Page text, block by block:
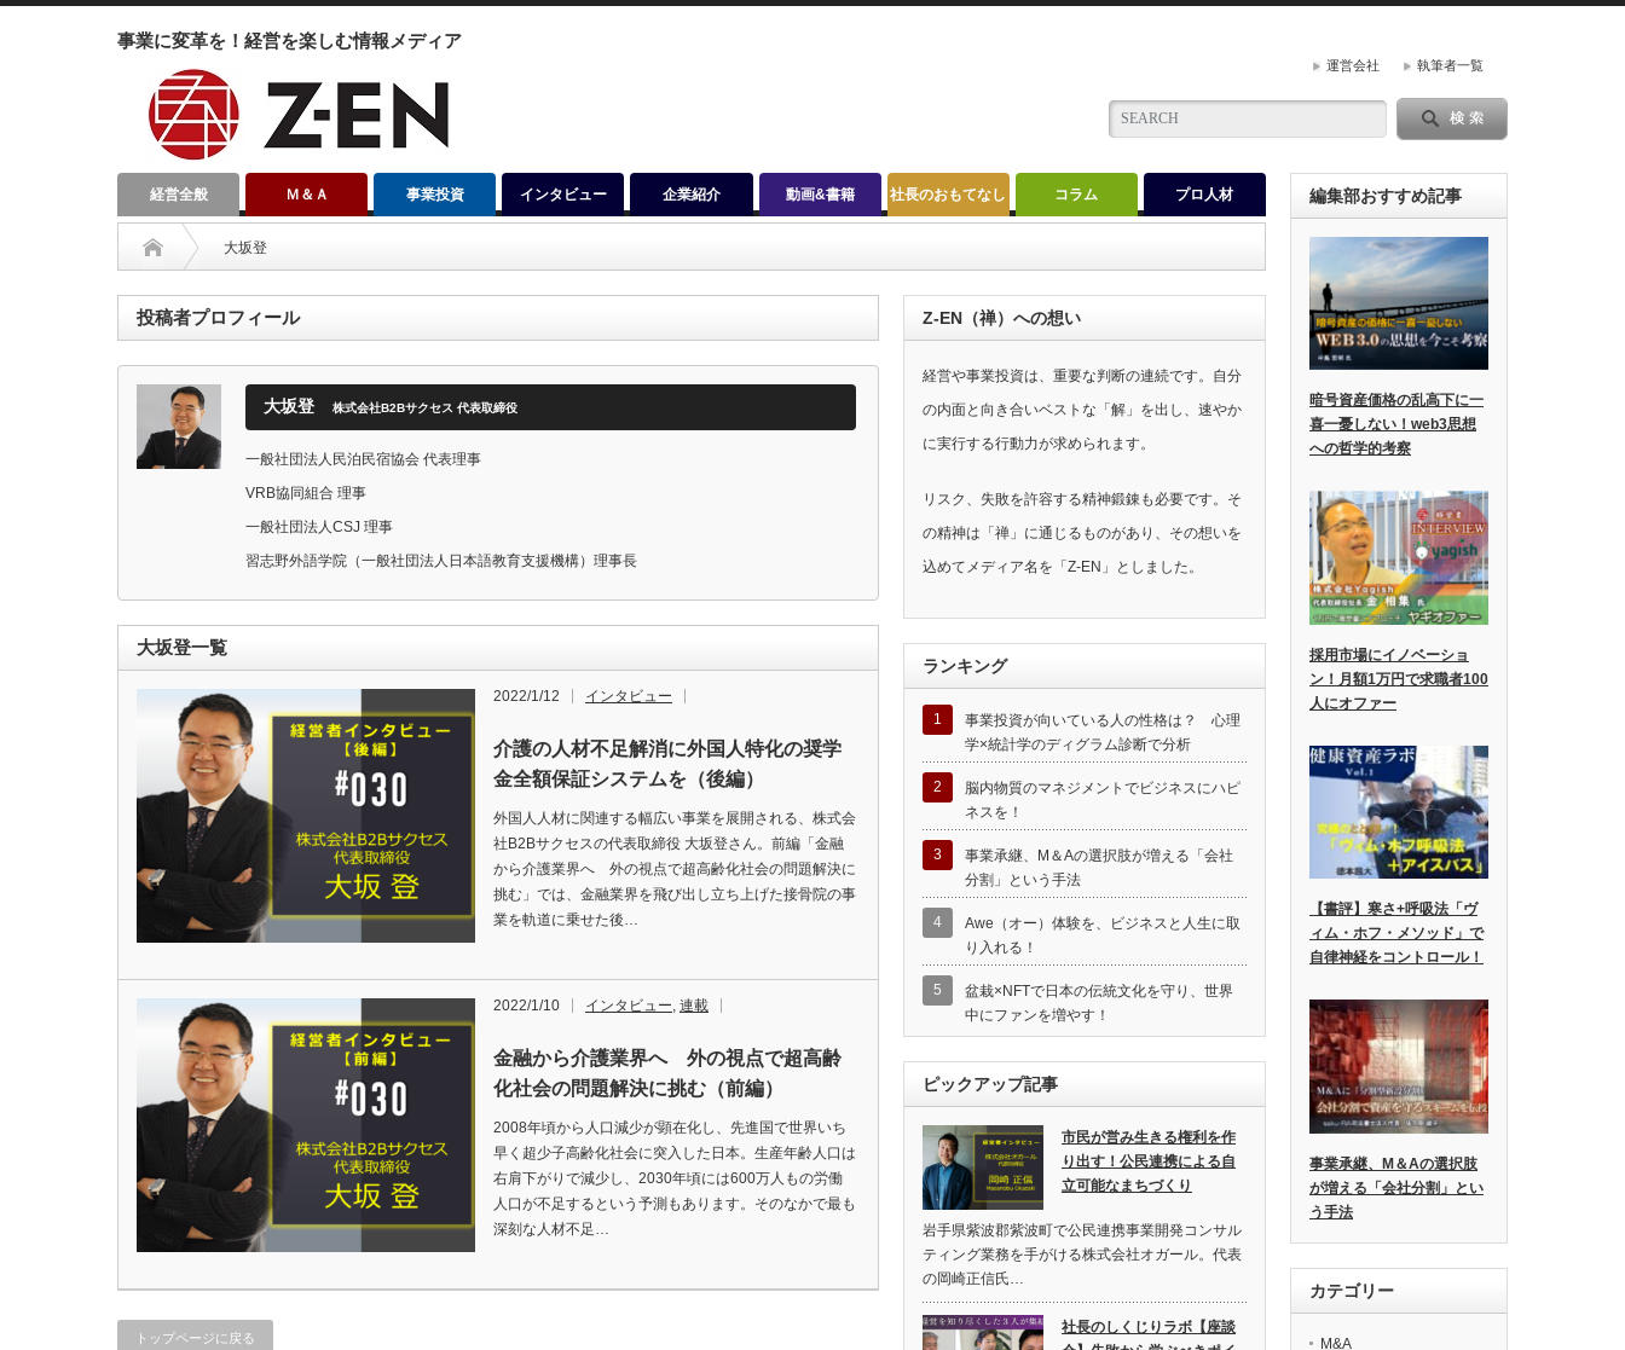
事業に変革を！経営を楽しむ情報メディア
運営会社 執筆者一覧
経営全般 Ｍ＆Ａ 事業投資 インタビュー 企業紹介 動画&書籍 社長のおもてなし コラム プロ人材
大坂登
投稿者プロフィール
大坂登 株式会社B2Bサクセス 代表取締役
一般社団法人民泊民宿協会 代表理事
VRB協同組合 理事
一般社団法人CSJ 理事
習志野外語学院（一般社団法人日本語教育支援機構）理事長
大坂登一覧
2022/1/12 インタビュー
介護の人材不足解消に外国人特化の奨学
金全額保証システムを（後編）
外国人人材に関連する幅広い事業を展開される、株式会
社B2Bサクセスの代表取締役 大坂登さん。前編「金融
から介護業界へ 外の視点で超高齢化社会の問題解決に
挑む」では、金融業界を飛び出し立ち上げた接骨院の事
業を軌道に乗せた後…
2022/1/10 インタビュー, 連載
金融から介護業界へ 外の視点で超高齢
化社会の問題解決に挑む（前編）
2008年頃から人口減少が顕在化し、先進国で世界いち
早く超少子高齢化社会に突入した日本。生産年齢人口は
右肩下がりで減少し、2030年頃には600万人もの労働
人口が不足するという予測もあります。そのなかで最も
深刻な人材不足…
トップページに戻る
Z-EN（禅）への想い
経営や事業投資は、重要な判断の連続です。自分
の内面と向き合いベストな「解」を出し、速やか
に実行する行動力が求められます。
リスク、失敗を許容する精神鍛錬も必要です。そ
の精神は「禅」に通じるものがあり、その想いを
込めてメディア名を「Z-EN」としました。
ランキング
1
事業投資が向いている人の性格は？ 心理
学×統計学のディグラム診断で分析
2
脳内物質のマネジメントでビジネスにハピ
ネスを！
3
事業承継、M＆Aの選択肢が増える「会社
分割」という手法
4
Awe（オー）体験を、ビジネスと人生に取
り入れる！
5
盆栽×NFTで日本の伝統文化を守り、世界
中にファンを増やす！
ピックアップ記事
市民が営み生きる権利を作
り出す！公民連携による自
立可能なまちづくり
岩手県紫波郡紫波町で公民連携事業開発コンサル
ティング業務を手がける株式会社オガール。代表
の岡崎正信氏…
社長のしくじりラボ【座談
編集部おすすめ記事
暗号資産価格の乱高下に一
喜一憂しない！web3思想
への哲学的考察
採用市場にイノベーショ
ン！月額1万円で求職者100
人にオファー
【書評】寒さ+呼吸法「ヴ
ィム・ホフ・メソッド」で
自律神経をコントロール！
事業承継、M＆Aの選択肢
が増える「会社分割」とい
う手法
カテゴリー
M&A